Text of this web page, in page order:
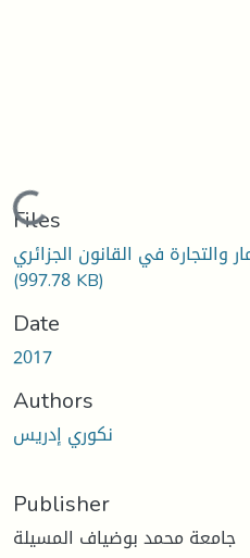
Loading...
Files
(997.78 KB)
Date
2017
Authors
نكوري إدريس
Publisher
جامعة محمد بوضياف المسيلة